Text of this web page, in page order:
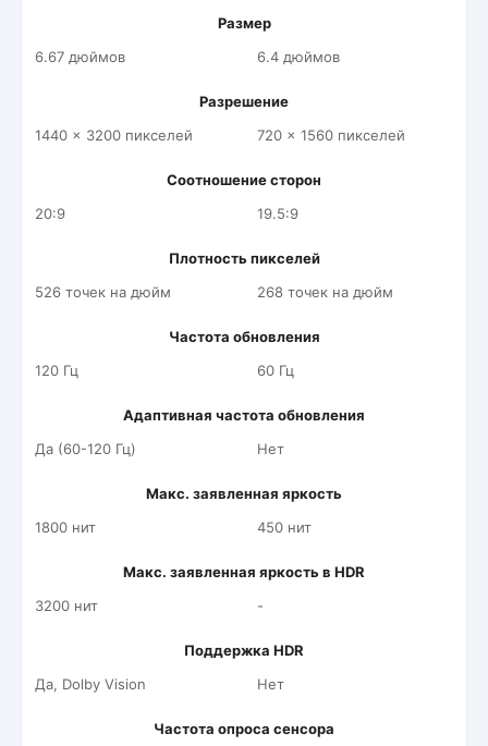
Размер
6.67 дюймов
6.4 дюймов
Разрешение
1440 x 3200 пикселей
720 x 1560 пикселей
Соотношение сторон
20:9
19.5:9
Плотность пикселей
526 точек на дюйм
268 точек на дюйм
Частота обновления
120 Гц
60 Гц
Адаптивная частота обновления
Да (60-120 Гц)
Нет
Макс. заявленная яркость
1800 нит
450 нит
Макс. заявленная яркость в HDR
3200 нит
-
Поддержка HDR
Да, Dolby Vision
Нет
Частота опроса сенсора